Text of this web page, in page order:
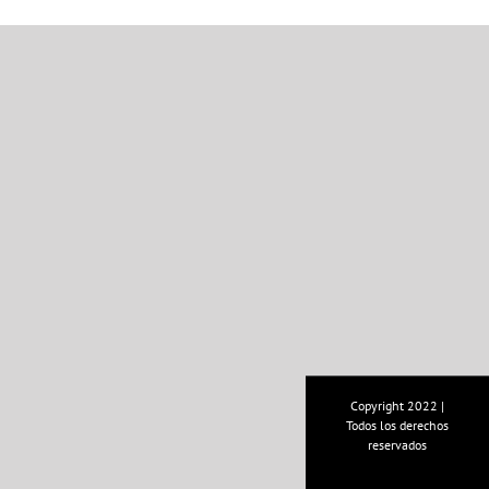
Copyright 2022 |
Todos los derechos
reservados